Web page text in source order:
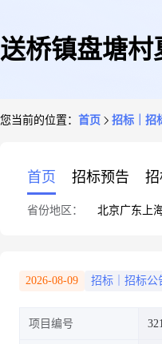
送桥镇盘塘村
您当前的位置： 首页 招标｜招
首页 招标预告
省份地区： 北京广东 上
2026-08-09 招标｜招标公
项目编号